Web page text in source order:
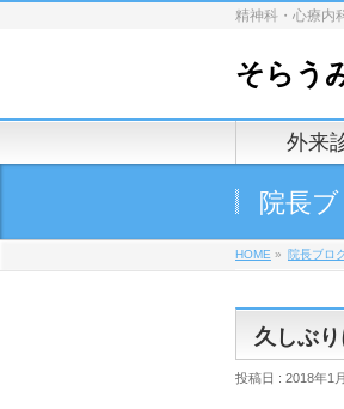
精神科・心療内
そらう
外来
院長
HOME » 院長ブロ
久しぶ
投稿日 : 2018年1